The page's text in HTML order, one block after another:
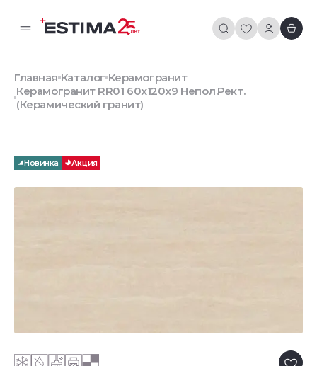
Главная Каталог Керамогранит
Керамогранит RR01 60x120x9 Непол.Рект.
(Керамический гранит)
Новинка Акция